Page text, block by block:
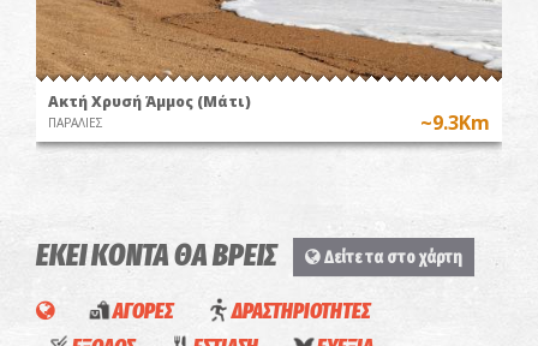
Ακτή Χρυσή Άμμος (Μάτι)
ΠΑΡΑΛΙΕΣ ~9.3Km
ΕΚΕΙ ΚΟΝΤΑ ΘΑ ΒΡΕΙΣ Δείτε τα στο χάρτη
ΑΓΟΡΕΣ
ΔΡΑΣΤΗΡΙΟΤΗΤΕΣ